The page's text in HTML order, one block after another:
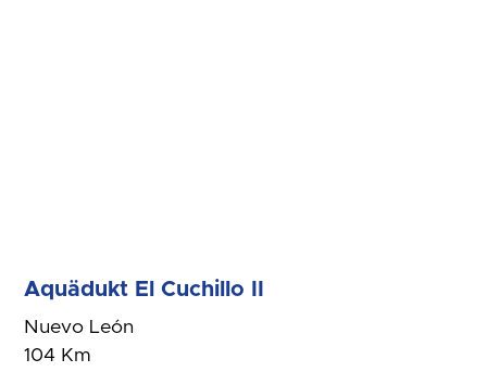
Aquädukt El Cuchillo II
Nuevo León
104 Km